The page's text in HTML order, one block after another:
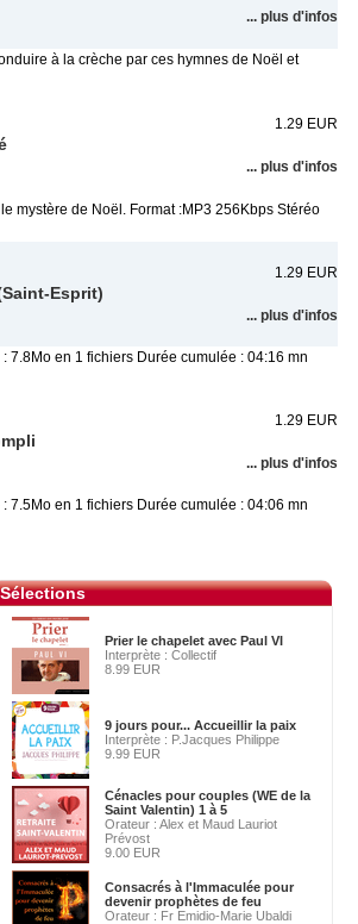
... plus d'infos
à la crèche par ces hymnes de Noël et
1.29 EUR
... plus d'infos
mystère de Noël. Format :MP3 256Kbps Stéréo
Esprit)
1.29 EUR
... plus d'infos
7.8Mo en 1 fichiers Durée cumulée : 04:16 mn
1.29 EUR
... plus d'infos
7.5Mo en 1 fichiers Durée cumulée : 04:06 mn
Sélections
Prier le chapelet avec Paul VI
Interprète : Collectif
8.99 EUR
9 jours pour... Accueillir la paix
Interprète : P.Jacques Philippe
9.99 EUR
Cénacles pour couples (WE de la
Saint Valentin) 1 à 5
Orateur : Alex et Maud Lauriot
Prévost
9.00 EUR
Consacrés à l'Immaculée pour
devenir prophètes de feu
Orateur : Fr Emidio-Marie Ubaldi